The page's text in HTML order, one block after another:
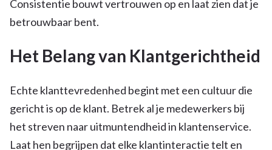
Consistentie bouwt vertrouwen op en laat zien dat je
betrouwbaar bent.
Het Belang van Klantgerichtheid
Echte klanttevredenhed begint met een cultuur die
gericht is op de klant. Betrek al je medewerkers bij
het streven naar uitmuntendheid in klantenservice.
Laat hen begrijpen dat elke klantinteractie telt en